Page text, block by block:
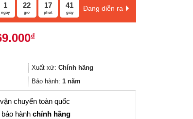
1
ngày
22
giờ
17
phút
40
giây
Đang diễn ra
93.000₫.
₫Giá
là:
69.000₫.
Xuất xứ: Chính hãng
Bảo hành: 1 năm
chuyển toàn quốc
hành chính hãng